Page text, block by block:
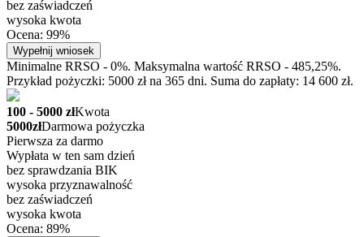
bez zaświadczeń
wysoka kwota
Ocena: 99%
Wypełnij wniosek
Minimalne RRSO - 0%. Maksymalna wartość RRSO - 485,25%.
Przykład pożyczki: 5000 zł na 365 dni. Suma do zapłaty: 14 600 zł.
100 - 5000 złKwota
5000złDarmowa pożyczka
Pierwsza za darmo
Wypłata w ten sam dzień
bez sprawdzania BIK
wysoka przyznawalność
bez zaświadczeń
wysoka kwota
Ocena: 89%